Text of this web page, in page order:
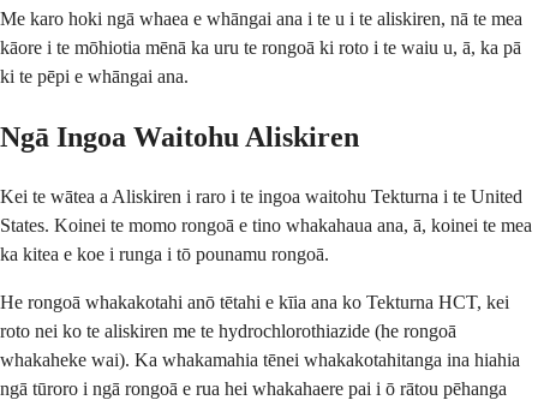
Me karo hoki ngā whaea e whāngai ana i te u i te aliskiren, nā te mea
kāore i te mōhiotia mēnā ka uru te rongoā ki roto i te waiu u, ā, ka pā
ki te pēpi e whāngai ana.
Ngā Ingoa Waitohu Aliskiren
Kei te wātea a Aliskiren i raro i te ingoa waitohu Tekturna i te United
States. Koinei te momo rongoā e tino whakahaua ana, ā, koinei te mea
ka kitea e koe i runga i tō pounamu rongoā.
He rongoā whakakotahi anō tētahi e kīia ana ko Tekturna HCT, kei
roto nei ko te aliskiren me te hydrochlorothiazide (he rongoā
whakaheke wai). Ka whakamahia tēnei whakakotahitanga ina hiahia
ngā tūroro i ngā rongoā e rua hei whakahaere pai i ō rātou pēhanga